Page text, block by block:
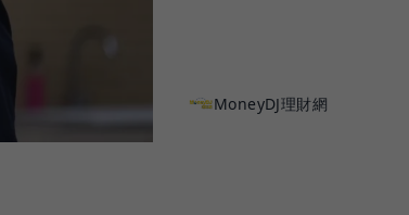
MoneyDJ理財網